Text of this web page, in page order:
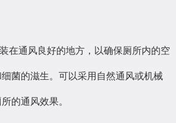
在通风良好的地方，以确保厕所内的空
菌的滋生。可以采用自然通风或机械
的通风效果。